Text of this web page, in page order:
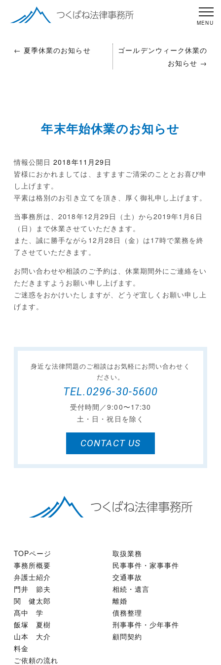
← 夏季休業のお知らせ
ゴールデンウィーク休業の
お知らせ →
年末年始休業のお知らせ
情報公開日 2018年11月29日
皆様におかれましては、ますますご清栄のこととお喜び申
し上げます。
平素は格別のお引き立てを頂き、厚く御礼申し上げます。
当事務所は、2018年12月29日（土）から2019年1月6日
（日） まで休業させていただきます。
また、誠に勝手ながら12月28日（金）は17時で業務を終
了させていただきます。
お問い合わせや相談のご予約は、休業期間外にご連絡をい
ただきますようお願い申し上げます。
ご迷惑をおかけいたしますが、どうぞ宜しくお願い申し上
げます。
身近な法律問題のご相談はお気軽にお問い合わせく
ださい。
TEL.0296-30-5600
受付時間／9:00〜17:30
土・日・祝日を除く
CONTACT US
TOPページ
事務所概要
弁護士紹介
門井 節夫
関 健太郎
髙中 学
飯塚 夏樹
山本 大介
取扱業務
民事事件・家事事件
交通事故
相続・遺言
離婚
債務整理
刑事事件・少年事件
顧問契約
料金
ご依頼の流れ